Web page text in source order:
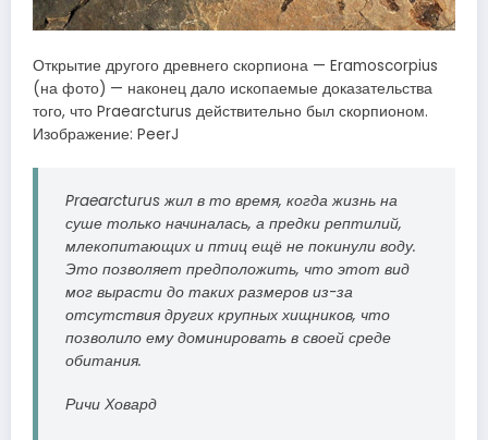
Открытие другого древнего скорпиона — Eramoscorpius
(на фото) — наконец дало ископаемые доказательства
того, что Praearcturus действительно был скорпионом.
Изображение: PeerJ
Praearcturus жил в то время, когда жизнь на
суше только начиналась, а предки рептилий,
млекопитающих и птиц ещё не покинули воду.
Это позволяет предположить, что этот вид
мог вырасти до таких размеров из-за
отсутствия других крупных хищников, что
позволило ему доминировать в своей среде
обитания.
Ричи Ховард